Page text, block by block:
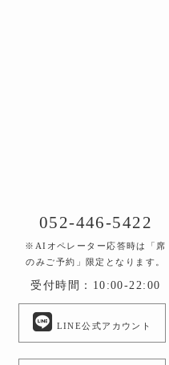
052-446-5422
※AIオペレーター応答時は「席
のみご予約」限定となります。
受付時間：10:00-22:00
LINE公式アカウント